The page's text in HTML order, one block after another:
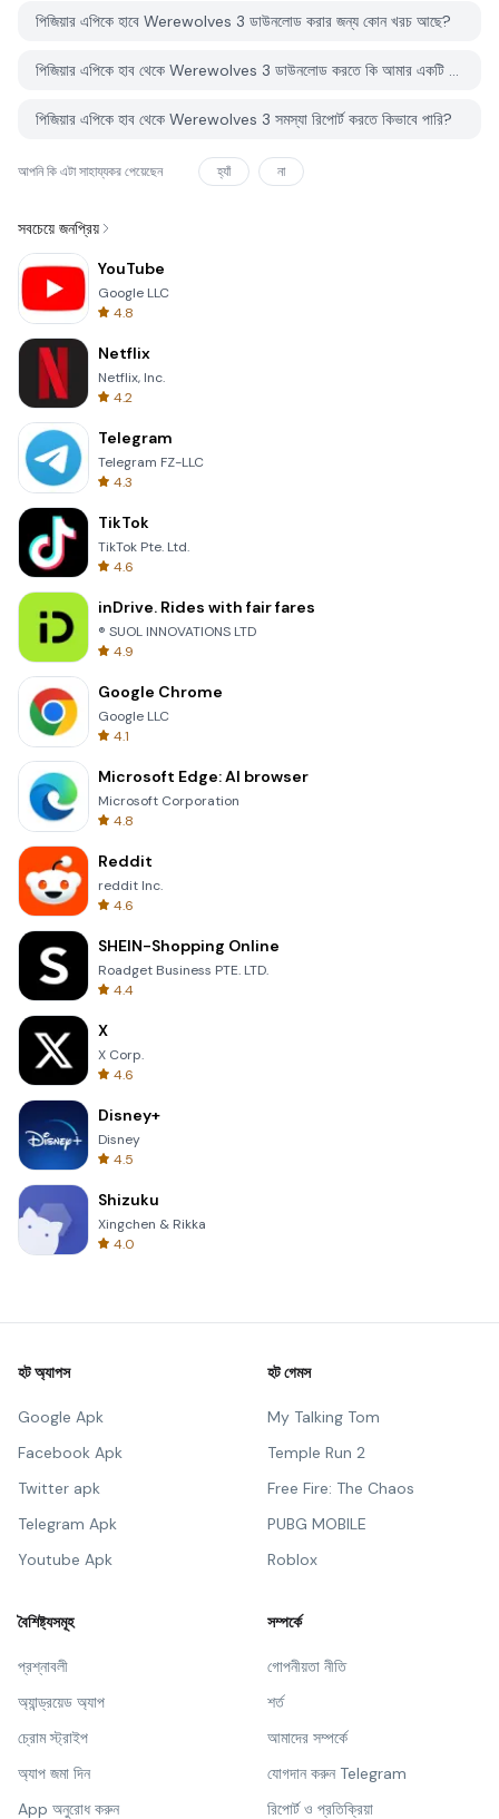
পিজিয়ার এপিকে হাবে Werewolves 3 ডাউনলোড করার জন্য কোন খরচ আছে?
পিজিয়ার এপিকে হাব থেকে Werewolves 3 ডাউনলোড করতে কি আমার একটি অ্যাকাউন্ট দরকার?
পিজিয়ার এপিকে হাব থেকে Werewolves 3 সমস্যা রিপোর্ট করতে কিভাবে পারি?
আপনি কি এটা সাহায্যকর পেয়েছেন হ্যাঁ না
সবচেয়ে জনপ্রিয়
YouTube
Google LLC
4.8
Netflix
Netflix, Inc.
4.2
Telegram
Telegram FZ-LLC
4.3
TikTok
TikTok Pte. Ltd.
4.6
inDrive. Rides with fair fares
® SUOL INNOVATIONS LTD
4.9
Google Chrome
Google LLC
4.1
Microsoft Edge: AI browser
Microsoft Corporation
4.8
Reddit
reddit Inc.
4.6
SHEIN-Shopping Online
Roadget Business PTE. LTD.
4.4
X
X Corp.
4.6
Disney+
Disney
4.5
Shizuku
Xingchen & Rikka
4.0
হট অ্যাপস
Google Apk
Facebook Apk
Twitter apk
Telegram Apk
Youtube Apk
হট গেমস
My Talking Tom
Temple Run 2
Free Fire: The Chaos
PUBG MOBILE
Roblox
বৈশিষ্ট্যসমূহ
প্রশ্নাবলী
অ্যান্ড্রয়েড অ্যাপ
চ্রোম স্ট্রাইপ
অ্যাপ জমা দিন
App অনুরোধ করুন
সম্পর্কে
গোপনীয়তা নীতি
শর্ত
আমাদের সম্পর্কে
যোগদান করুন Telegram
রিপোর্ট ও প্রতিক্রিয়া